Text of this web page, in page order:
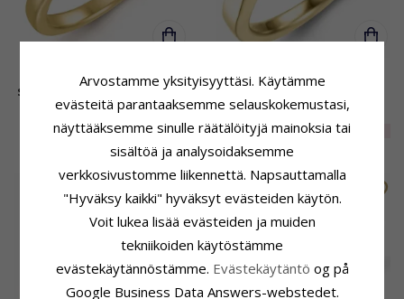
solitaire-sormus 9 karaatin
kultaa 0,40 ct
CHANTI hinta 1039,-
sormus 14 karaatin kultaa
0,40 ct
CHANTI hinta 1451,-
EXTRA 30% 1016,-
SALE
Arvostamme yksityisyyttäsi. Käytämme
evästeitä parantaaksemme selauskokemustasi,
näyttääksemme sinulle räätälöityjä mainoksia tai
sisältöä ja analysoidaksemme
verkkosivustomme liikennettä. Napsauttamalla
"Hyväksy kaikki" hyväksyt evästeiden käytön.
Voit lukea lisää evästeiden ja muiden
tekniikoiden käytöstämme
evästekäytännöstämme. Evästekäytäntö og på
Google Business Data Answers-webstedet.